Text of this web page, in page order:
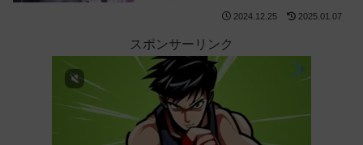
2024.12.25 2025.01.07
スポンサーリンク